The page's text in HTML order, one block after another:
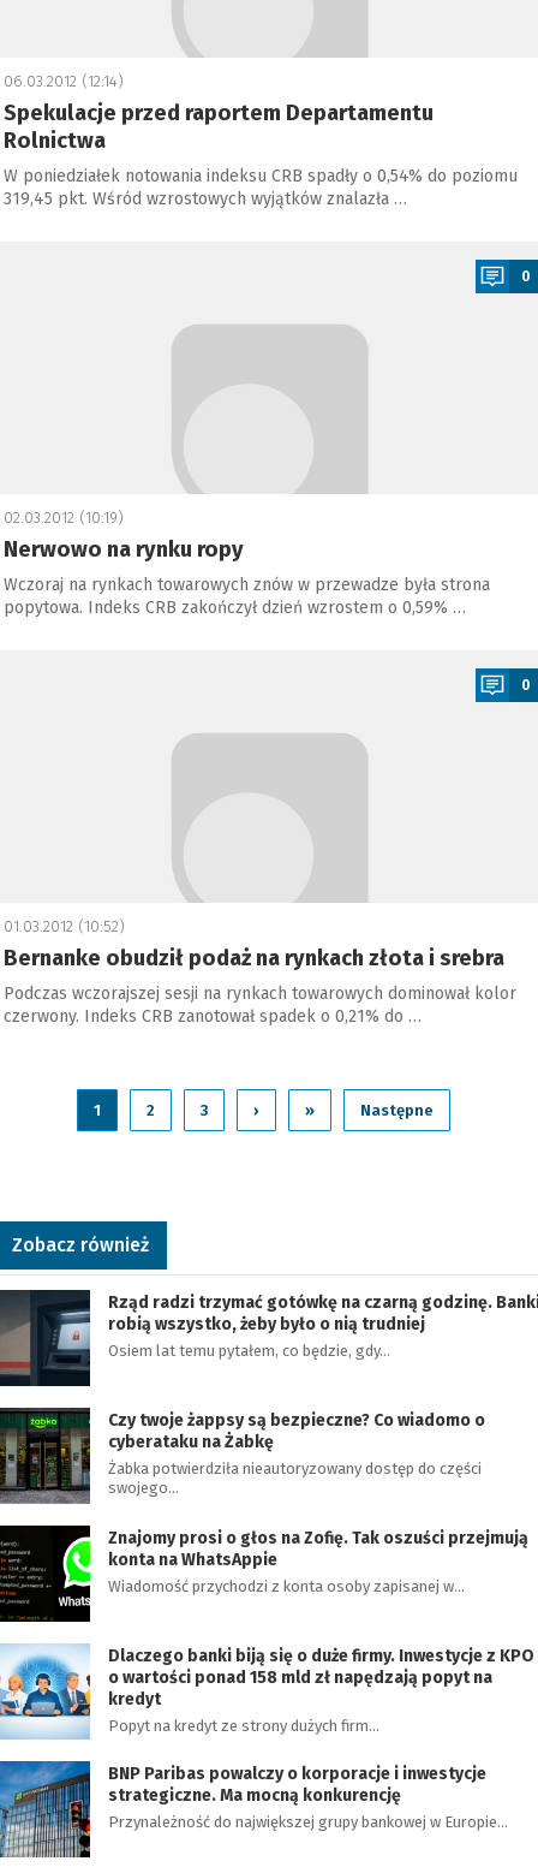
06.03.2012 (12:14)
Spekulacje przed raportem Departamentu
Rolnictwa
W poniedziałek notowania indeksu CRB spadły o 0,54% do poziomu
319,45 pkt. Wśród wzrostowych wyjątków znalazła …
0
02.03.2012 (10:19)
Nerwowo na rynku ropy
Wczoraj na rynkach towarowych znów w przewadze była strona
popytowa. Indeks CRB zakończył dzień wzrostem o 0,59% …
0
01.03.2012 (10:52)
Bernanke obudził podaż na rynkach złota i srebra
Podczas wczorajszej sesji na rynkach towarowych dominował kolor
czerwony. Indeks CRB zanotował spadek o 0,21% do …
1 2 3 › » Następne
Zobacz również
Rząd radzi trzymać gotówkę na czarną godzinę.
robią wszystko, żeby było o nią trudniej
Osiem lat temu pytałem, co będzie, gdy…
Czy twoje żappsy są bezpieczne? Co wiadomo o
cyberataku na Żabkę
Żabka potwierdziła nieautoryzowany dostęp do części
swojego…
Znajomy prosi o głos na Zofię. Tak oszuści przejmują
konta na WhatsAppie
Wiadomość przychodzi z konta osoby zapisanej w…
Dlaczego banki biją się o duże firmy. Inwestycje z KPO
o wartości ponad 158 mld zł napędzają popyt na
kredyt
Popyt na kredyt ze strony dużych firm…
BNP Paribas powalczy o korporacje i inwestycje
strategiczne. Ma mocną konkurencję
Przynależność do największej grupy bankowej w Europie…